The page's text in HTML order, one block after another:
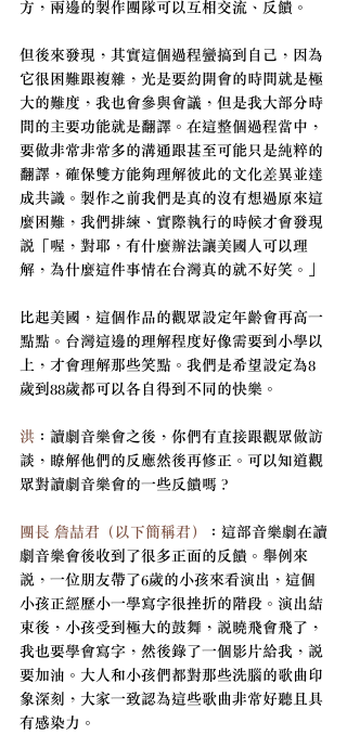
方，兩邊的製作團隊可以互相交流、反饋。
但後來發現，其實這個過程蠻搞到自己，因為
它很困難跟複雜，光是要約開會的時間就是極
大的難度，我也會參與會議，但是我大部分時
間的主要功能就是翻譯。在這整個過程當中，
要做非常非常多的溝通跟甚至可能只是純粹的
翻譯，確保雙方能夠理解彼此的文化差異並達
成共識。製作之前我們是真的沒有想過原來這
麼困難，我們排練、實際執行的時候才會發現
說「喔，對耶，有什麼辦法讓美國人可以理
解，為什麼這件事情在台灣真的就不好笑。」
比起美國，這個作品的觀眾設定年齡會再高一
點點。台灣這邊的理解程度好像需要到小學以
上，才會理解那些笑點。我們是希望設定為8
歲到88歲都可以各自得到不同的快樂。
洪 ：讀劇音樂會之後，你們有直接跟觀眾做訪
談，瞭解他們的反應然後再修正。可以知道觀
眾對讀劇音樂會的一些反饋嗎？
團長 詹喆君（以下簡稱君）
：這部音樂劇在讀
劇音樂會後收到了很多正面的反饋。舉例來
說，一位朋友帶了6歲的小孩來看演出，這個
小孩正經歷小一學寫字很挫折的階段。演出結
束後，小孩受到極大的鼓舞，說曉飛會飛了，
我也要學會寫字，然後錄了一個影片給我，說
要加油。大人和小孩們都對那些洗腦的歌曲印
象深刻，大家一致認為這些歌曲非常好聽且具
有感染力。